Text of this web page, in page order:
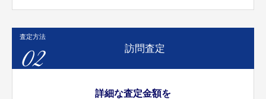
査定方法
02 訪問査定
詳細な査定金額を